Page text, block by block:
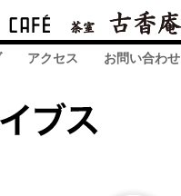
アクセス お問い合わせ